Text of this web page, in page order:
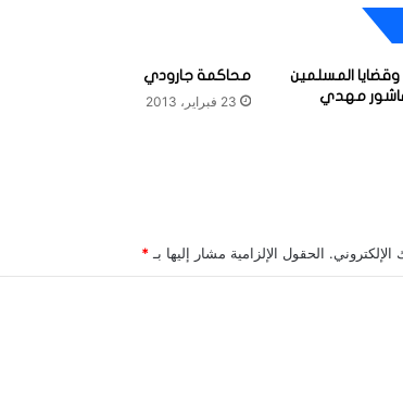
وقضايا المسلمين
مهدي
محاكمة جارودي
23 فبراير، 2013
الحقول الإلزامية مشار إليها بـ *